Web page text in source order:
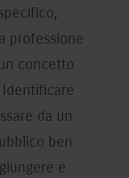
professione
concetto
da un
ben
e